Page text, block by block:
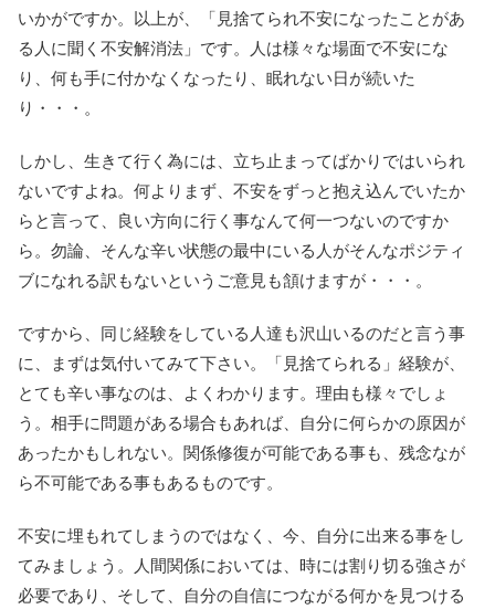
いかがですか。以上が、「見捨てられ不安になったことがあ
る人に聞く不安解消法」です。人は様々な場面で不安にな
り、何も手に付かなくなったり、眠れない日が続いた
り・・・。
しかし、生きて行く為には、立ち止まってばかりではいられ
ないですよね。何よりまず、不安をずっと抱え込んでいたか
らと言って、良い方向に行く事なんて何一つないのですか
ら。勿論、そんな辛い状態の最中にいる人がそんなポジティ
ブになれる訳もないというご意見も頷けますが・・・。
ですから、同じ経験をしている人達も沢山いるのだと言う事
に、まずは気付いてみて下さい。「見捨てられる」経験が、
とても辛い事なのは、よくわかります。理由も様々でしょ
う。相手に問題がある場合もあれば、自分に何らかの原因が
あったかもしれない。関係修復が可能である事も、残念なが
ら不可能である事もあるものです。
不安に埋もれてしまうのではなく、今、自分に出来る事をし
てみましょう。人間関係においては、時には割り切る強さが
必要であり、そして、自分の自信につながる何かを見つける